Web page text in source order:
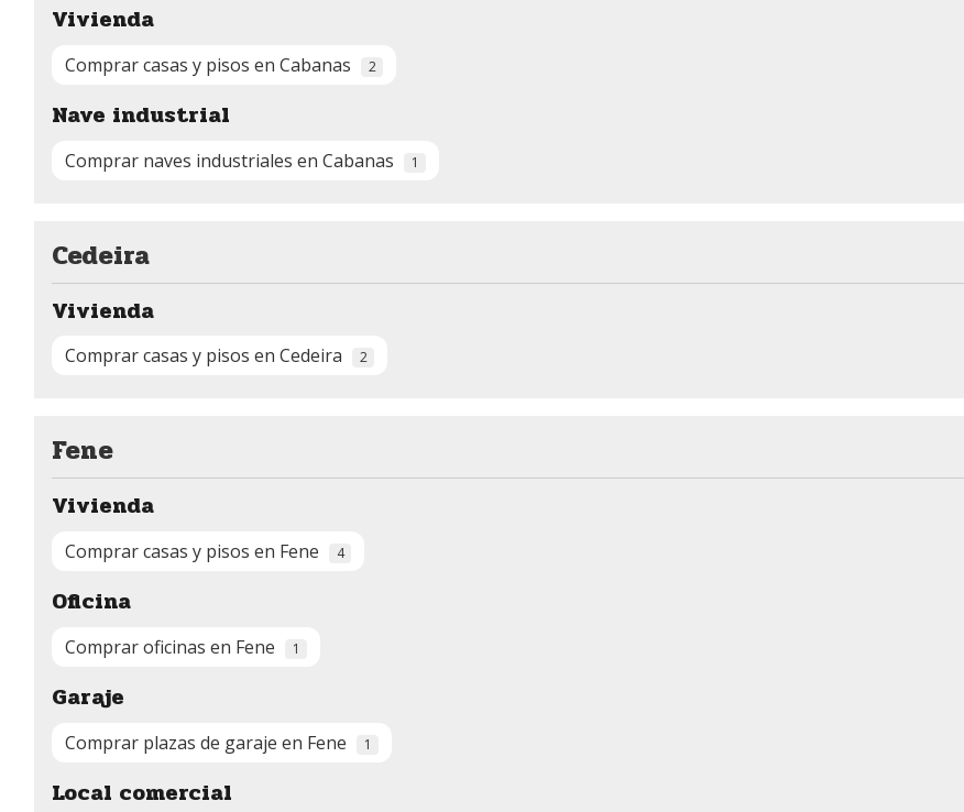
Vivienda
Comprar casas y pisos en Cabanas 2
Nave industrial
Comprar naves industriales en Cabanas 1
Cedeira
Vivienda
Comprar casas y pisos en Cedeira 2
Fene
Vivienda
Comprar casas y pisos en Fene 4
Oficina
Comprar oficinas en Fene 1
Garaje
Comprar plazas de garaje en Fene 1
Local comercial